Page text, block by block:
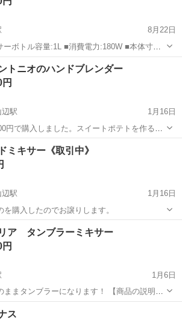
8月22日
ボトル容量:1L ■消費電力:180W ■本体寸法:
量2.4kg 以前に親が購入したか、
が別にミキサーがある為出品いたします...
駅 キッチン家電 ミキサー
トニオのハンドブレンダー
駅
1月16日
円で購入しました。スイートポテトを作るの
固形物のみでのかくはんはできないとのこと
ん。なので使った回数は一回のみです。チョ
などを泡立...
羽前山辺駅 キッチン家電
ミキサー《取引中》
駅
1月16日
購入したのでお譲りします。
羽前山辺駅 キッチン家電
ア タンブラーミキサー
1月6日
ブラーになります！ 【商品の説明】
型番：TMS-19A カラー：グリーン
駅
ナス